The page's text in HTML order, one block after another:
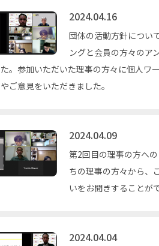
2024.04.16
団体の活動方針につい
ングと会員の方々のア
。参加いただいた理事の方々に個人ワ
ご意見をいただきました。
2024.04.09
第2回目の理事の方へ
ちの理事の方々から、
いをお聞きすることが
2024.04.04